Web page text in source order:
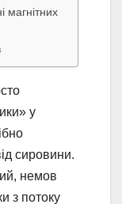
магнітних
у
сировини.
немов
з потоку